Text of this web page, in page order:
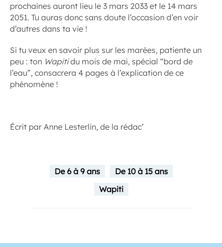
prochaines auront lieu le 3 mars 2033 et le 14 mars
2051. Tu auras donc sans doute l’occasion d’en voir
d’autres dans ta vie !
Si tu veux en savoir plus sur les marées, patiente un
peu : ton Wapitidu mois de mai, spécial “bord de
l’eau”, consacrera 4 pages à l’explication de ce
phénomène !
Écrit par Anne Lesterlin, de la rédac’
De 6 à 9 ans
De 10 à 15 ans
Wapiti